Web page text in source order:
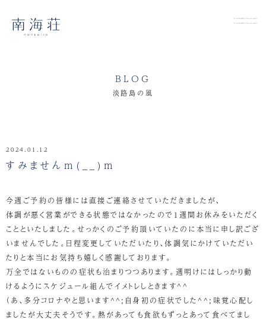
BLOG
淡路島の風
2024.01.12
すみませんm(__)m
今週ご予約の皆様には直接ご連絡させていただきましたが、
体調が悪く営業ができる状態ではなかったので１週間お休みをいただく
ことといたしました。せっかくのご予約頂いていたのに本当に申し訳ござ
いませんでした。日程変更していただいたり、体調気にかけていただい
たりと本当にお気持ち嬉しく感謝しております。
万全ではないものの症状も治まりつつあります。週明けにはしっかり動
けるようにスケジュール組んでイメトレしときます^^
（あ、多分コロナやと思います^^;自身初の症状でした^^;味覚心配し
ましたが大丈夫そうです。熱があっても食欲もずっとあって食べてまし